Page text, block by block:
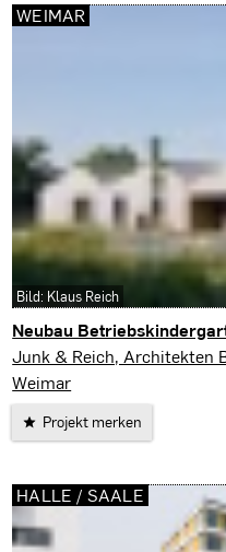
Neubau
Weimar
Junk & Reich, Architekten
Weimar
Projekt merken
WEIMAR
Bild: Klaus Reich
HALLE / SAALE